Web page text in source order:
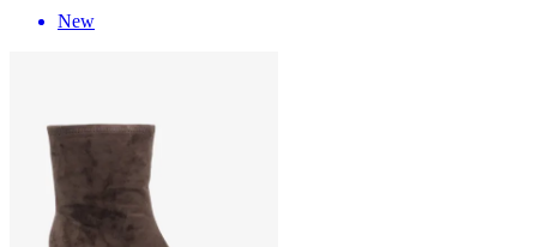
New